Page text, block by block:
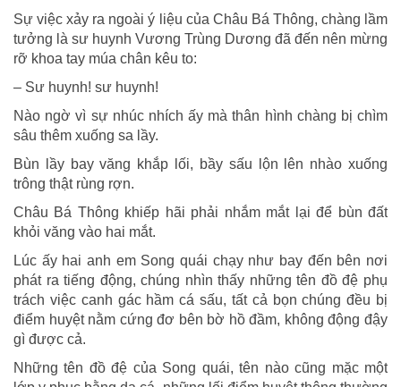
Sự việc xảy ra ngoài ý liệu của Châu Bá Thông, chàng lầm
tưởng là sư huynh Vương Trùng Dương đã đến nên mừng
rỡ khoa tay múa chân kêu to:
– Sư huynh! sư huynh!
Nào ngờ vì sự nhúc nhích ấy mà thân hình chàng bị chìm
sâu thêm xuống sa lầy.
Bùn lầy bay văng khắp lối, bầy sấu lộn lên nhào xuống
trông thật rùng rợn.
Châu Bá Thông khiếp hãi phải nhắm mắt lại để bùn đất
khỏi văng vào hai mắt.
Lúc ấy hai anh em Song quái chạy như bay đến bên nơi
phát ra tiếng động, chúng nhìn thấy những tên đồ đệ phụ
trách việc canh gác hầm cá sấu, tất cả bọn chúng đều bị
điểm huyệt nằm cứng đơ bên bờ hồ đầm, không động đậy
gì được cả.
Những tên đồ đệ của Song quái, tên nào cũng mặc một